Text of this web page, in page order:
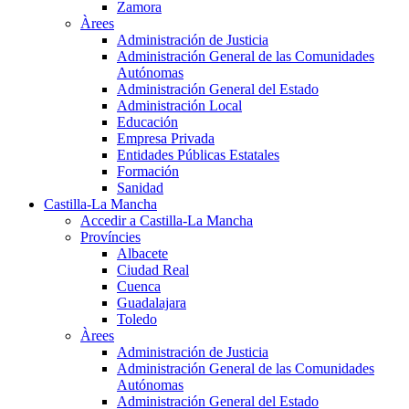
Zamora
Àrees
Administración de Justicia
Administración General de las Comunidades
Autónomas
Administración General del Estado
Administración Local
Educación
Empresa Privada
Entidades Públicas Estatales
Formación
Sanidad
Castilla-La Mancha
Accedir a Castilla-La Mancha
Províncies
Albacete
Ciudad Real
Cuenca
Guadalajara
Toledo
Àrees
Administración de Justicia
Administración General de las Comunidades
Autónomas
Administración General del Estado